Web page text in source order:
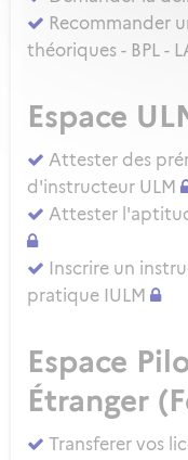
Recommander
théoriques - BPL -
Espace
Attester des
d'instructeur ULM
Attester
Inscrire un
pratique IULM
Espace
Étranger
Transferer vos